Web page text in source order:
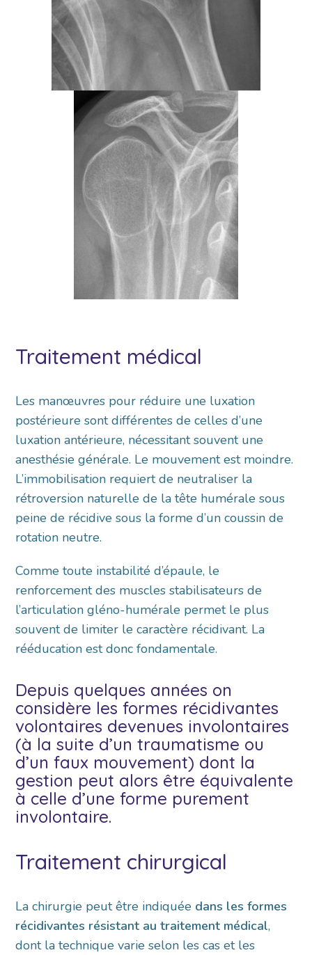
Traitement médical
Les manœuvres pour réduire une luxation
postérieure sont différentes de celles d’une
luxation antérieure, nécessitant souvent une
anesthésie générale. Le mouvement est moindre.
L’immobilisation requiert de neutraliser la
rétroversion naturelle de la tête humérale sous
peine de récidive sous la forme d’un coussin de
rotation neutre.
Comme toute instabilité d’épaule, le
renforcement des muscles stabilisateurs de
l’articulation gléno-humérale permet le plus
souvent de limiter le caractère récidivant. La
rééducation est donc fondamentale.
Depuis quelques années on
considère les formes récidivantes
volontaires devenues involontaires
(à la suite d’un traumatisme ou
d’un faux mouvement) dont la
gestion peut alors être équivalente
à celle d’une forme purement
involontaire.
Traitement chirurgical
La chirurgie peut être indiquée dans les formes
récidivantes résistant au traitement médical,
dont la technique varie selon les cas et les